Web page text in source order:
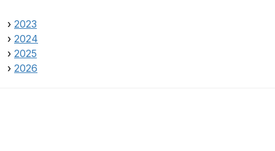
› 2023
› 2024
› 2025
› 2026